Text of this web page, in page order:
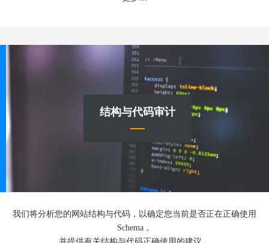
结构与代码审计
我们将分析您的网站结构与代码，以确定您当前是否正在正确使用
Schema，